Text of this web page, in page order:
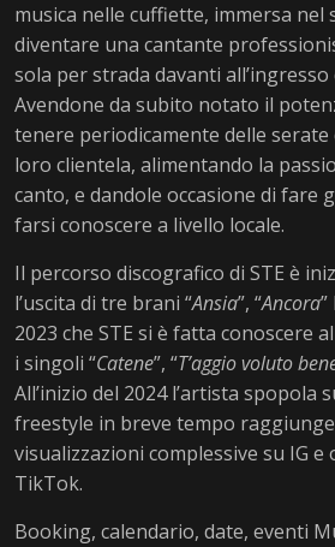
musica nelle cuffiette, immersa nel
diventare una cantante
sola per strada davanti all’ingresso
Avendone da subito notato il
tenere periodicamente delle
loro clientela, alimentando la
canto, e dandole occasione di fare
farsi conoscere a livello locale.
Il percorso discografico di STE è
l’uscita di tre brani “Ansia”, “Ancora”
2023 che STE si è fatta conoscere
i singoli “Catene”, “T’aggio voluto
All’inizio del 2024 l’artista spopola
freestyle in breve tempo
visualizzazioni complessive su IG
TikTok.
Booking, calendario, date, eventi